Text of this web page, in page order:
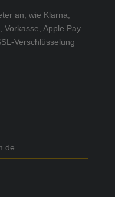
an, wie Klarna,
Apple Pay
Verschlüsselung